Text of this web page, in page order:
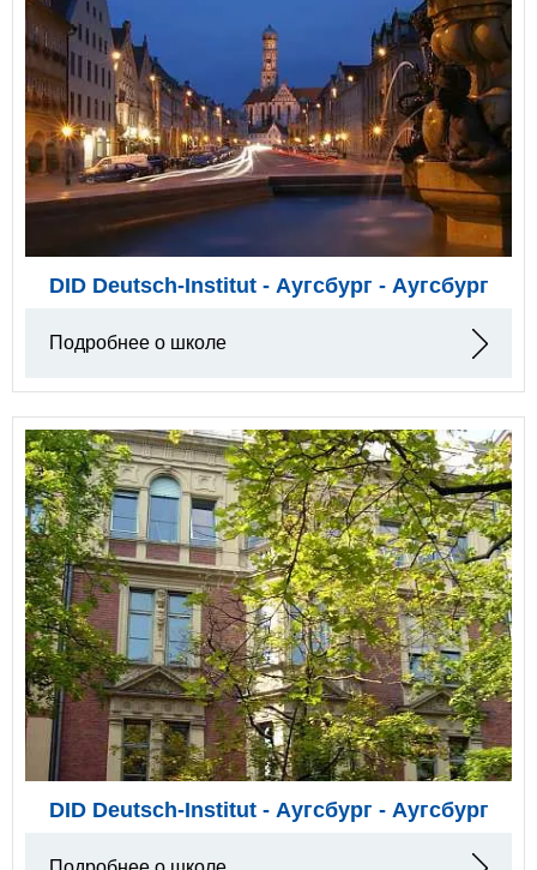
DID Deutsch-Institut - Аугсбург - Аугсбург
Подробнее о школе
DID Deutsch-Institut - Аугсбург - Аугсбург